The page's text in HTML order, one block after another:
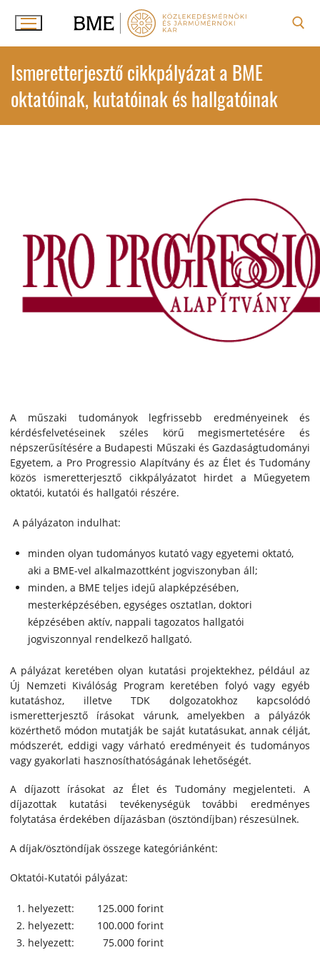
Ismeretterjesztő cikkpályázat a BME
oktatóinak, kutatóinak és hallgatóinak
A műszaki tudományok legfrissebb eredményeinek és
kérdésfelvetéseinek széles körű megismertetésére és
népszerűsítésére a Budapesti Műszaki és Gazdaságtudományi
Egyetem, a Pro Progressio Alapítvány és az Élet és Tudomány
közös ismeretterjesztő cikkpályázatot hirdet a Műegyetem
oktatói, kutatói és hallgatói részére.
A pályázaton indulhat:
minden olyan tudományos kutató vagy egyetemi oktató,
aki a BME-vel alkalmazottként jogviszonyban áll;
minden, a BME teljes idejű alapképzésében,
mesterképzésében, egységes osztatlan, doktori
képzésében aktív, nappali tagozatos hallgatói
jogviszonnyal rendelkező hallgató.
A pályázat keretében olyan kutatási projektekhez, például az
Új Nemzeti Kiválóság Program keretében folyó vagy egyéb
kutatáshoz, illetve TDK dolgozatokhoz kapcsolódó
ismeretterjesztő írásokat várunk, amelyekben a pályázók
közérthető módon mutatják be saját kutatásukat, annak célját,
módszerét, eddigi vagy várható eredményeit és tudományos
vagy gyakorlati hasznosíthatóságának lehetőségét.
A díjazott írásokat az Élet és Tudomány megjelenteti. A
díjazottak kutatási tevékenységük további eredményes
folytatása érdekében díjazásban (ösztöndíjban) részesülnek.
A díjak/ösztöndíjak összege kategóriánként:
Oktatói-Kutatói pályázat:
helyezett: 125.000 forint
helyezett: 100.000 forint
helyezett: 75.000 forint